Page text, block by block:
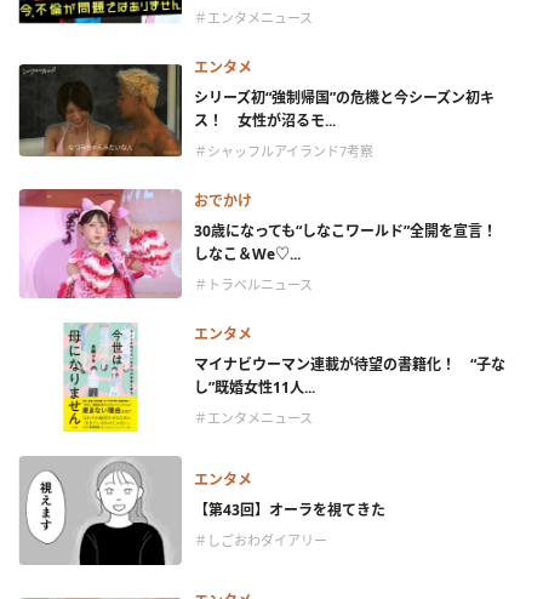
＃エンタメニュース
エンタメ
シリーズ初“強制帰国”の危機と今シーズン初キ
ス！ 女性が沼るモ...
＃シャッフルアイランド7考察
おでかけ
30歳になっても“しなこワールド”全開を宣言！
しなこ＆We♡...
＃トラベルニュース
エンタメ
マイナビウーマン連載が待望の書籍化！ “子な
し”既婚女性11人...
＃エンタメニュース
エンタメ
【第43回】オーラを視てきた
＃しごおわダイアリー